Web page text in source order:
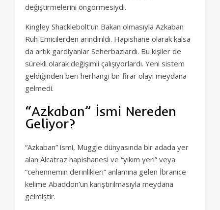
değiştirmelerini öngörmesiydi.
Kingley Shacklebolt’un Bakan olmasıyla Azkaban
Ruh Emicilerden arındırıldı. Hapishane olarak kalsa
da artık gardiyanlar Seherbazlardı. Bu kişiler de
sürekli olarak değişimli çalışıyorlardı. Yeni sistem
geldiğinden beri herhangi bir firar olayı meydana
gelmedi.
“Azkaban” İsmi Nereden
Geliyor?
“Azkaban” ismi, Muggle dünyasında bir adada yer
alan Alcatraz hapishanesi ve “yıkım yeri” veya
“cehennemin derinlikleri” anlamına gelen İbranice
kelime Abaddon’un karıştırılmasıyla meydana
gelmiştir.